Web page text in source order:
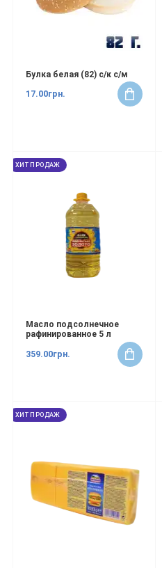
Булка белая (82) с/к с/м
17.00грн.
ХИТ ПРОДАЖ
Масло подсолнечное
рафинированное 5 л
359.00грн.
ХИТ ПРОДАЖ